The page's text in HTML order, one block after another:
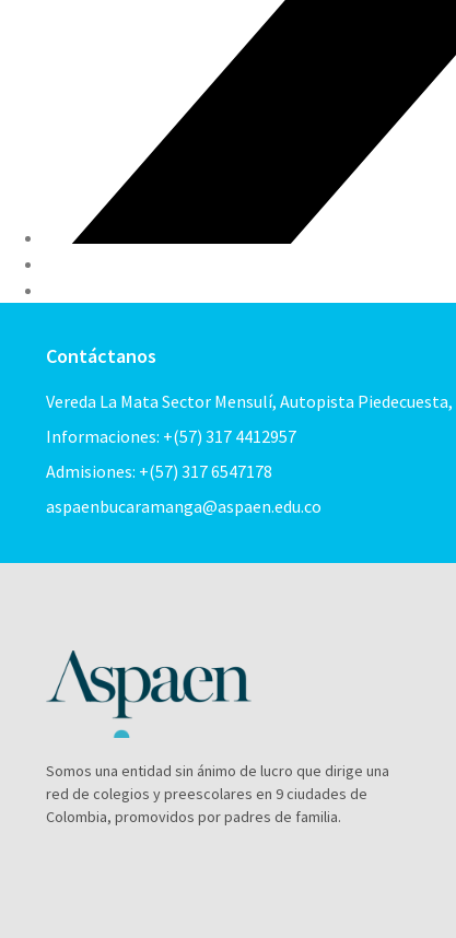
Contáctanos
Vereda La Mata Sector Mensulí, Autopista
Informaciones: +(57) 317 4412957
Admisiones: +(57) 317 6547178
aspaenbucaramanga@aspaen.edu.co
Somos una entidad sin ánimo de lucro que dirige una
red de colegios y preescolares en 9 ciudades de
Colombia, promovidos por padres de familia.